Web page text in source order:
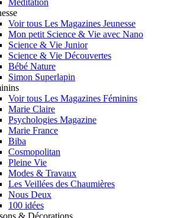
Méditation
Voir tous Les Magazines Jeunesse
Mon petit Science & Vie avec Nano
Science & Vie Junior
Science & Vie Découvertes
Bébé Nature
Simon Superlapin
Voir tous Les Magazines Féminins
Marie Claire
Psychologies Magazine
Marie France
Biba
Cosmopolitan
Pleine Vie
Modes & Travaux
Les Veillées des Chaumières
Nous Deux
100 idées
& Décorations